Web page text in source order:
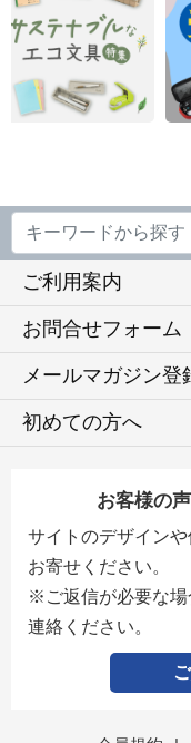
ご利用案内
お問合せフォーム
メールマガジン登
初めての方へ
お客様の
サイトのデザイン
お寄せください。
※ご返信が必要な場
連絡ください。